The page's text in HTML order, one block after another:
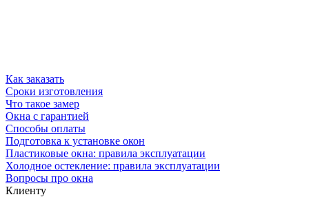
Как заказать
Сроки изготовления
Что такое замер
Окна с гарантией
Способы оплаты
Подготовка к установке окон
Пластиковые окна: правила эксплуатации
Холодное остекление: правила эксплуатации
Вопросы про окна
Клиенту